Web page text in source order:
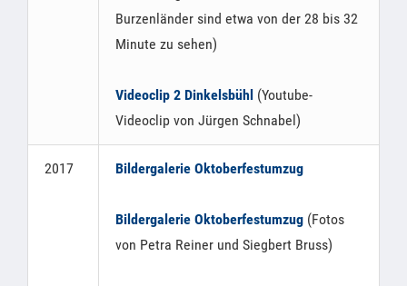
Burzenländer sind etwa von der 28 bis 32
Minute zu sehen)
Videoclip 2 Dinkelsbühl (Youtube-
Videoclip von Jürgen Schnabel)
2017 Bildergalerie Oktoberfestumzug
Bildergalerie Oktoberfestumzug (Fotos
von Petra Reiner und Siegbert Bruss)